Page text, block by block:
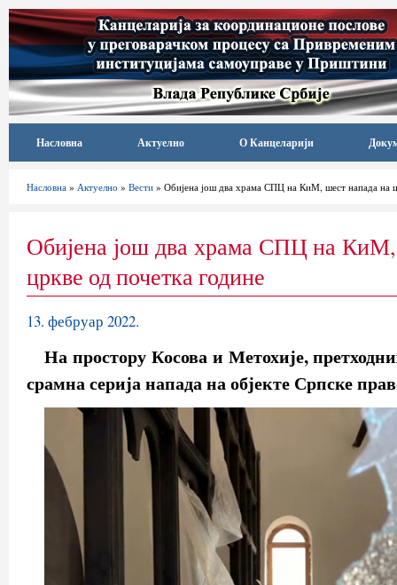
Насловна Актуелно О Канцеларији
Насловна » Актуелно » Вести » Обијена још два храма СПЦ на КиМ, шест напада на
Обијена још два храма СПЦ на
цркве од почетка године
13. фебруар 2022.
На простору Косова и Метохије,
срамна серија напада на објекте Српске